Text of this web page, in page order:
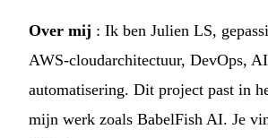
Over mij : Ik ben Julien LS,
AWS-cloudarchitectuur, DevOps,
automatisering. Dit project past in
mijn werk zoals BabelFish AI. Je